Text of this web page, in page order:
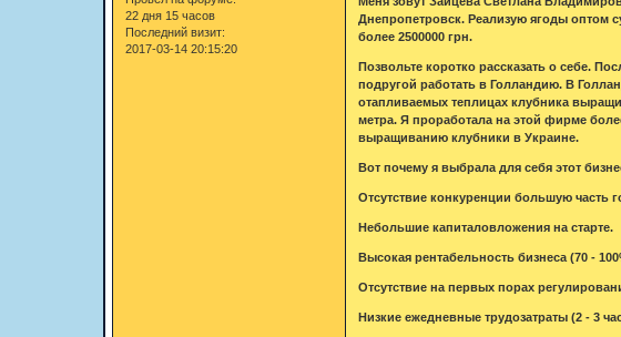
22 дня 15 часов
Последний визит:
2017-03-14 20:15:20
Днепропетровск. Реализую ягоды оптом
более 2500000 грн.
Позвольте коротко рассказать о себе.
подругой работать в Голландию. В
отапливаемых теплицах клубника
метра. Я проработала на этой фирме
выращиванию клубники в Украине.
Вот почему я выбрала для себя этот
Отсутствие конкуренции большую часть
Небольшие капиталовложения на старте.
Высокая рентабельность бизнеса (70 -
Отсутствие на первых порах
Низкие ежедневные трудозатраты (2 - 3